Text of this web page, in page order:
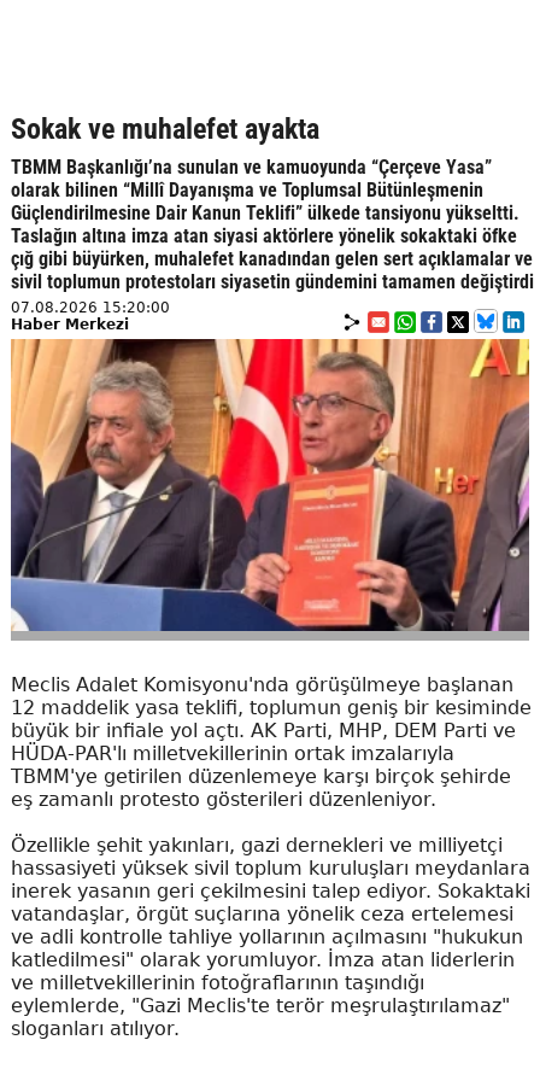
Sokak ve muhalefet ayakta
TBMM Başkanlığı’na sunulan ve kamuoyunda “Çerçeve Yasa”
olarak bilinen “Millî Dayanışma ve Toplumsal Bütünleşmenin
Güçlendirilmesine Dair Kanun Teklifi” ülkede tansiyonu yükseltti.
Taslağın altına imza atan siyasi aktörlere yönelik sokaktaki öfke
çığ gibi büyürken, muhalefet kanadından gelen sert açıklamalar ve
sivil toplumun protestoları siyasetin gündemini tamamen değiştirdi
07.08.2026 15:20:00
Haber Merkezi
Meclis Adalet Komisyonu'nda görüşülmeye başlanan
12 maddelik yasa teklifi, toplumun geniş bir kesiminde
büyük bir infiale yol açtı. AK Parti, MHP, DEM Parti ve
HÜDA-PAR'lı milletvekillerinin ortak imzalarıyla
TBMM'ye getirilen düzenlemeye karşı birçok şehirde
eş zamanlı protesto gösterileri düzenleniyor.
Özellikle şehit yakınları, gazi dernekleri ve milliyetçi
hassasiyeti yüksek sivil toplum kuruluşları meydanlara
inerek yasanın geri çekilmesini talep ediyor. Sokaktaki
vatandaşlar, örgüt suçlarına yönelik ceza ertelemesi
ve adli kontrolle tahliye yollarının açılmasını "hukukun
katledilmesi" olarak yorumluyor. İmza atan liderlerin
ve milletvekillerinin fotoğraflarının taşındığı
eylemlerde, "Gazi Meclis'te terör meşrulaştırılamaz"
sloganları atılıyor.